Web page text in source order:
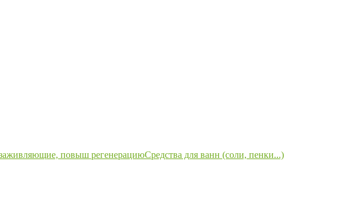
повыш регенерациюСредства для ванн (соли, пенки...)